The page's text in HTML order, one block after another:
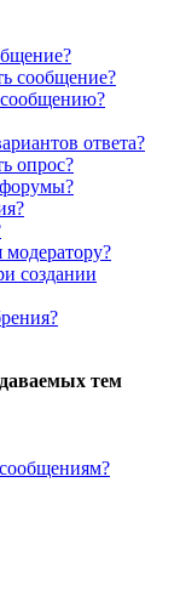
сообщение?
сообщению?
ответа?
опрос?
создании
тем